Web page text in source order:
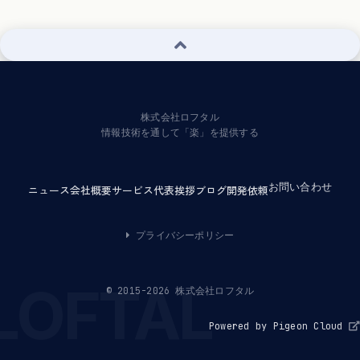
株式会社ロフタル
情報技術を通して「楽」を提供する
ニュース会社概要サービス代表挨拶ブログ開発依頼お問い合わせ
プライバシーポリシー
© 2015-2026 株式会社ロフタル
Powered by Pigeon Cloud